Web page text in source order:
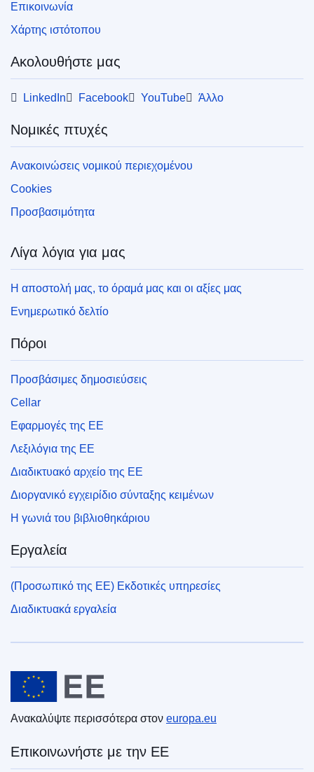
Επικοινωνία
Χάρτης ιστότοπου
Ακολουθήστε μας
LinkedIn Facebook YouTube Άλλο
Νομικές πτυχές
Ανακοινώσεις νομικού περιεχομένου
Cookies
Προσβασιμότητα
Λίγα λόγια για μας
Η αποστολή μας, το όραμά μας και οι αξίες μας
Ενημερωτικό δελτίο
Πόροι
Προσβάσιμες δημοσιεύσεις
Cellar
Εφαρμογές της ΕΕ
Λεξιλόγια της ΕΕ
Διαδικτυακό αρχείο της ΕΕ
Διοργανικό εγχειρίδιο σύνταξης κειμένων
Η γωνιά του βιβλιοθηκάριου
Εργαλεία
(Προσωπικό της ΕΕ) Εκδοτικές υπηρεσίες
Διαδικτυακά εργαλεία
Ευρωπαϊκή Ένωση
Ανακαλύψτε περισσότερα στον europa.eu
Επικοινωνήστε με την ΕΕ